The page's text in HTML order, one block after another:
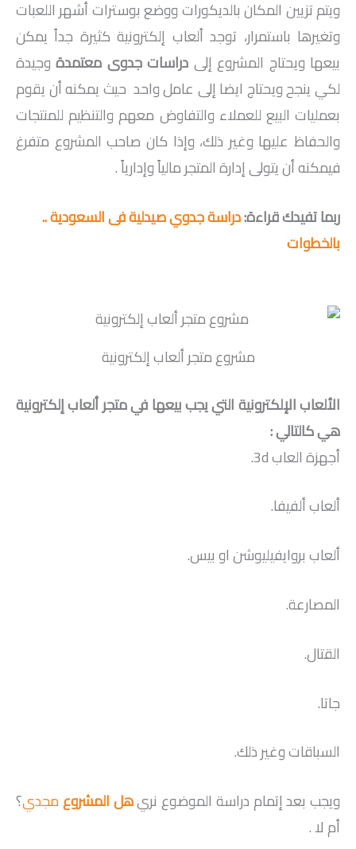
ويتم تزيين المكان بالديكورات ووضع بوسترات أشهر اللعبات
وتغيرها باستمرار، توجد ألعاب إلكترونية كثيرة جداً يمكن
بيعها ويحتاج المشروع إلى دراسات جدوى معتمدةوجيدة
لكي ينجح ويحتاج ايضا إلى عامل واحد حيث يمكنه أن يقوم
بعمليات البيع للعملاء والتفاوض معهم والتنظيم للمنتجات
والحفاظ عليها وغير ذلك، وإذا كان صاحب المشروع متفرغ
فيمكنه أن يتولى إدارة المتجر مالياً وإدارياً .
ربما تفيدك قراءة:دراسة جدوي صيدلية فى السعودية ..
بالخطوات
مشروع متجر ألعاب إلكترونية
الألعاب الإلكترونية التي يجب بيعها في متجر ألعاب إلكترونية
هي كالتالي :
أجهزة العاب 3d.
ألعاب ألفيفا.
ألعاب بروايفيليوشن او بيس.
المصارعة.
القتال.
جاتا.
السباقات وغير ذلك.
ويجب بعد إتمام دراسة الموضوع نريهل المشروعمجدي؟
أم لا .